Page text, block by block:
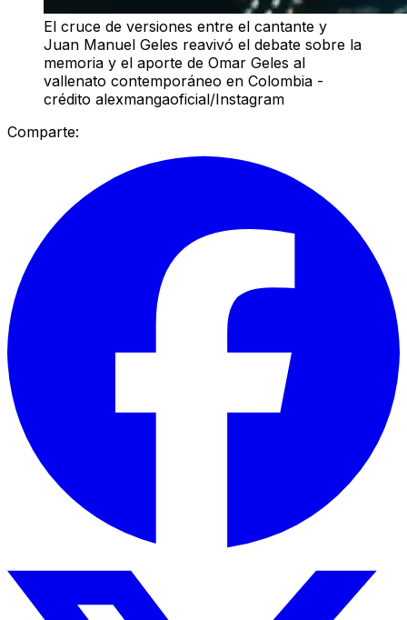
El cruce de versiones entre el cantante y
Juan Manuel Geles reavivó el debate sobre la
memoria y el aporte de Omar Geles al
vallenato contemporáneo en Colombia -
crédito alexmangaoficial/Instagram
Comparte: